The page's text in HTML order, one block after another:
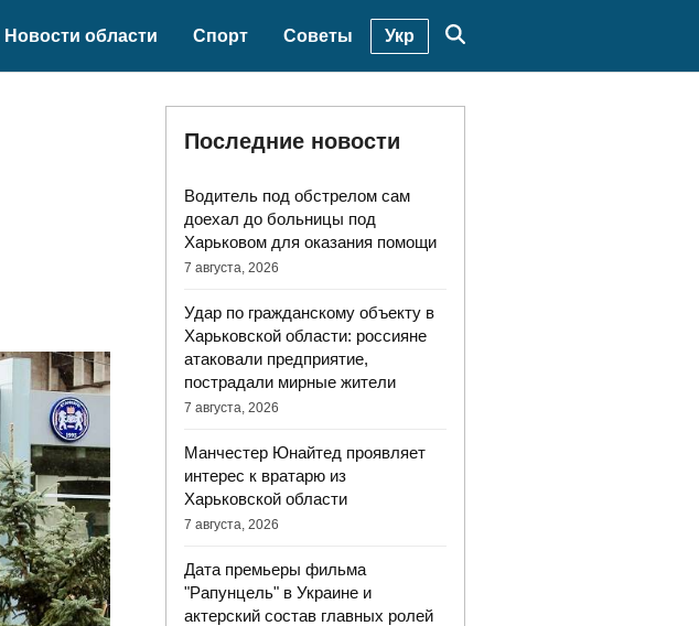
Новости области Спорт Советы Укр
Последние новости
Водитель под обстрелом сам
доехал до больницы под
Харьковом для оказания помощи
7 августа, 2026
Удар по гражданскому объекту в
Харьковской области: россияне
атаковали предприятие,
пострадали мирные жители
7 августа, 2026
Манчестер Юнайтед проявляет
интерес к вратарю из
Харьковской области
7 августа, 2026
Дата премьеры фильма
"Рапунцель" в Украине и
актерский состав главных ролей